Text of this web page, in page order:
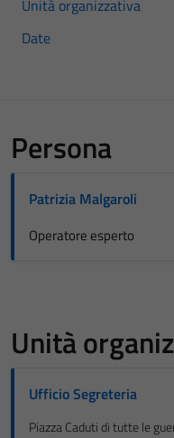
Unità organizzativa
Date
Persona
Patrizia Malgaroli
Operatore esperto
Unità
Ufficio Segreteria
Piazza Caduti di tutte le